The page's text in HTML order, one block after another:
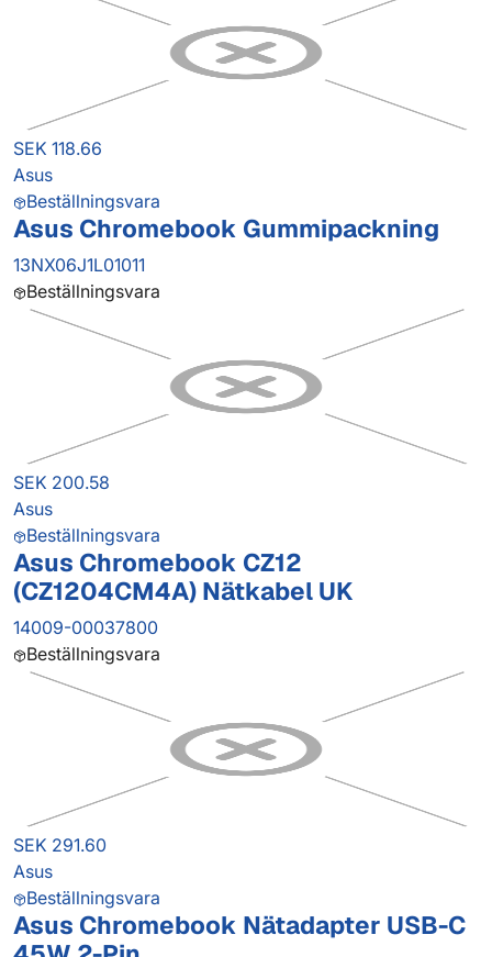
SEK 118.66
Asus
Beställningsvara
Asus Chromebook Gummipackning
13NX06J1L01011
Beställningsvara
SEK 200.58
Asus
Beställningsvara
Asus Chromebook CZ12
(CZ1204CM4A) Nätkabel UK
14009-00037800
Beställningsvara
SEK 291.60
Asus
Beställningsvara
Asus Chromebook Nätadapter USB-C